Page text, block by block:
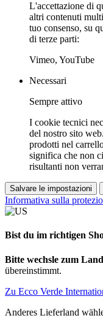
L'accettazione di
altri contenuti
tuo consenso, su
di terze parti:
Vimeo, YouTube
Necessari
Sempre attivo
I cookie tecnici
del nostro sito
prodotti nel
significa che non
risultanti non
Salvare le impostazioni
Informativa sulla
Bist du im richtigen
Bitte wechsle zum Land
übereinstimmt.
Zu Ecco Verde
Anderes Lieferland